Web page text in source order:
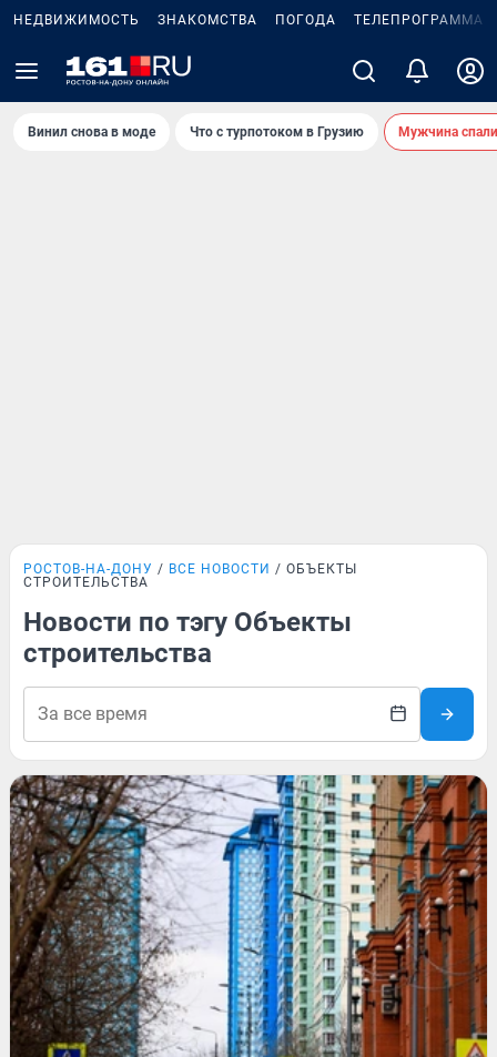
НЕДВИЖИМОСТЬ ЗНАКОМСТВА ПОГОДА ТЕЛЕПРОГРАММА
Винил снова в моде Что с турпотоком в Грузию Мужчина
РОСТОВ-НА-ДОНУ ВСЕ НОВОСТИ
ОБЪЕКТЫ
СТРОИТЕЛЬСТВА
Новости по тэгу Объекты
строительства